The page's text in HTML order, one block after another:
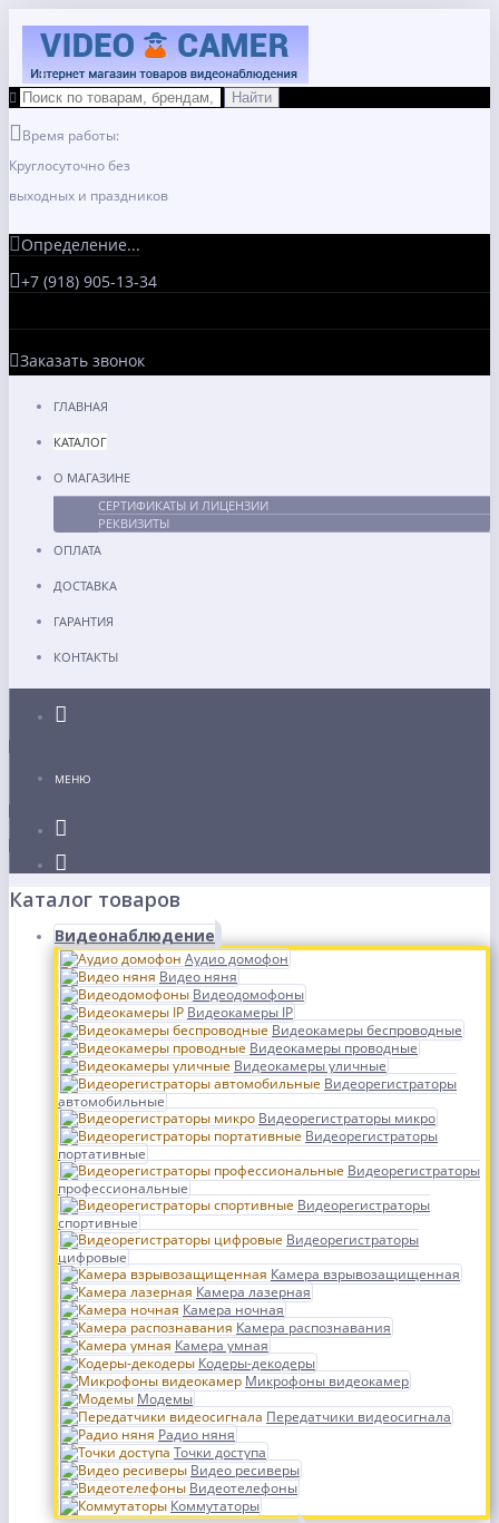
Время работы:
Круглосуточно без
выходных и праздников
Определение...
+7 (918) 905-13-34
Заказать звонок
ГЛАВНАЯ
КАТАЛОГ
О МАГАЗИНЕ
СЕРТИФИКАТЫ И ЛИЦЕНЗИИ
РЕКВИЗИТЫ
ОПЛАТА
ДОСТАВКА
ГАРАНТИЯ
КОНТАКТЫ
МЕНЮ
Каталог товаров
Видеонаблюдение
Аудио домофон
Видео няня
Видеодомофоны
Видеокамеры IP
Видеокамеры беспроводные
Видеокамеры проводные
Видеокамеры уличные
Видеорегистраторы
автомобильные
Видеорегистраторы микро
Видеорегистраторы
портативные
Видеорегистраторы
профессиональные
Видеорегистраторы
спортивные
Видеорегистраторы
цифровые
Камера взрывозащищенная
Камера лазерная
Камера ночная
Камера распознавания
Камера умная
Кодеры-декодеры
Микрофоны видеокамер
Модемы
Передатчики видеосигнала
Радио няня
Точки доступа
Видео ресиверы
Видеотелефоны
Коммутаторы